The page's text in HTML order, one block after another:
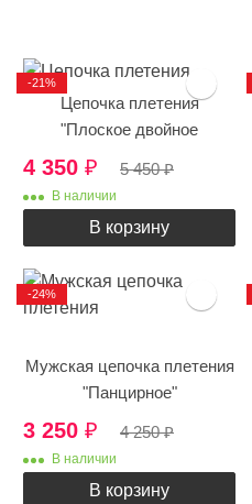
Цепочка плетения
"Плоское двойное
панцирное"
4 350 ₽ 5 450₽
В наличии
В корзину
-21%
Мужская цепочка плетения
"Панцирное"
3 250 ₽ 4 250₽
В наличии
В корзину
-24%